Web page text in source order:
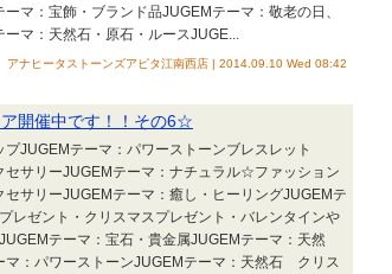
マ：宝飾・ブランド品JUGEMテーマ：敬老の日、
マ：天然石・原石・ルースJUGE...
アナヒータストーンズアピタ江南西店 | 2014.09.10 Wed 08:42
開催中です！！その6☆
JUGEMテーマ：パワーストーンブレスレット
セサリーJUGEMテーマ：ナチュラル☆ファッション
サリーJUGEMテーマ：癒し・ヒーリングJUGEMテ
レゼント・クリスマスプレゼント・バレンタインや
テーマ：宝石・貴金属JUGEMテーマ：天然
マ：パワーストーンJUGEMテーマ：天然石 クリス